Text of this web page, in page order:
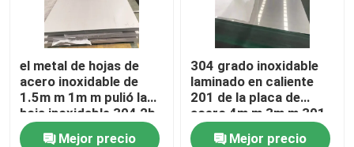
el metal de hojas de
acero inoxidable de
1.5m m 1m m pulió la
hoja inoxidable 304 2b
Mejor precio
304 grado inoxidable
laminado en caliente
201 de la placa de
acero 4m m 3m m 301
316
Mejor precio